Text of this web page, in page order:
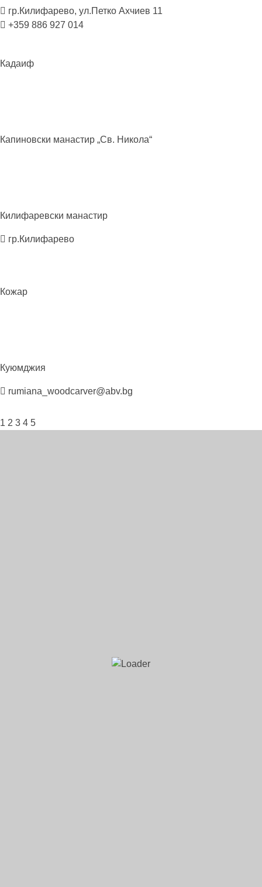
гр.Килифарево, ул.Петко Ахчиев 11
+359 886 927 014
Кадаиф
Капиновски манастир „Св. Никола“
Килифаревски манастир
гр.Килифарево
Кожар
Куюмджия
rumiana_woodcarver@abv.bg
1 2 3 4 5